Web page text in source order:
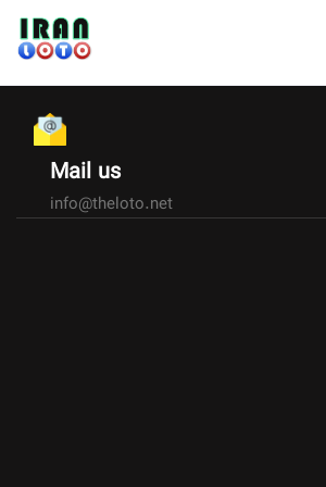
Mail us
info@theloto.net